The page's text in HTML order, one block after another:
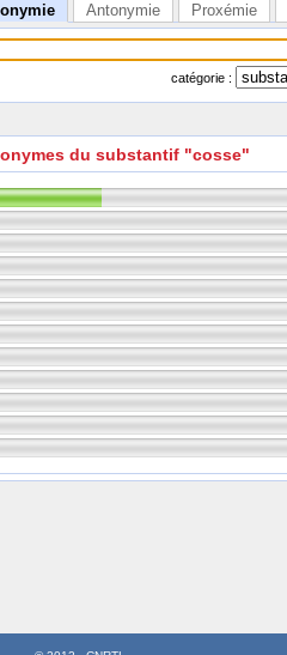
Antonymie Proxémie
catégorie :
du substantif "cosse"